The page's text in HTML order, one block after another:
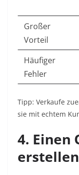
Großer
Vorteil
Häufiger
Fehler
Tipp: Verkaufe
sie mit echtem
4. Einen
erstellen